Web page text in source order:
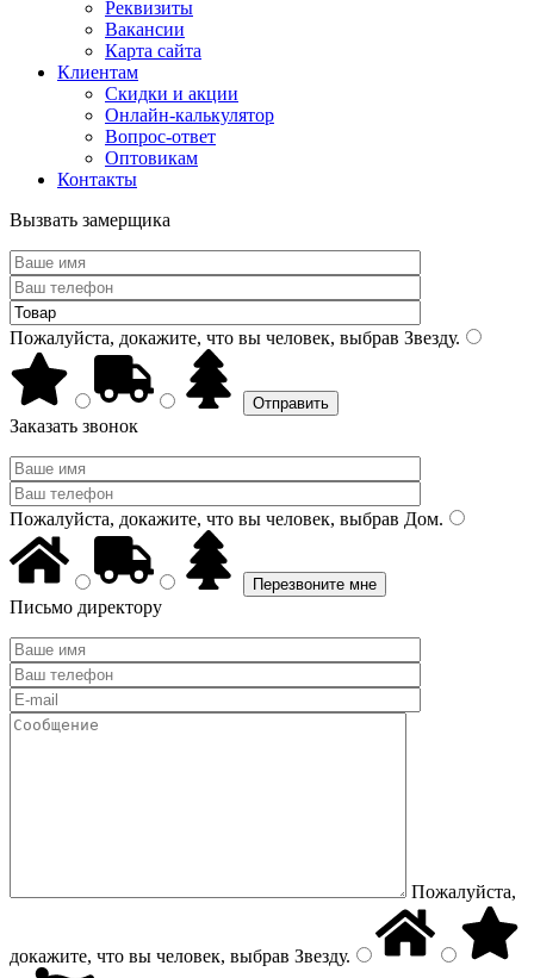
Реквизиты
Вакансии
Карта сайта
Клиентам
Скидки и акции
Онлайн-калькулятор
Вопрос-ответ
Оптовикам
Контакты
Вызвать замерщика
Пожалуйста, докажите, что вы человек, выбрав Звезду.
Заказать звонок
Пожалуйста, докажите, что вы человек, выбрав Дом.
Письмо директору
Пожалуйста,
докажите, что вы человек, выбрав Звезду.